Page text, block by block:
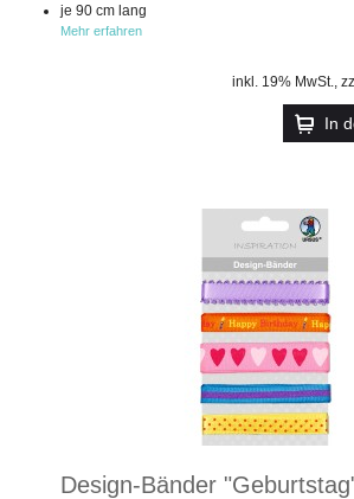
je 90 cm lang
Mehr erfahren
inkl. 19% MwSt.
In
Design-Bänder